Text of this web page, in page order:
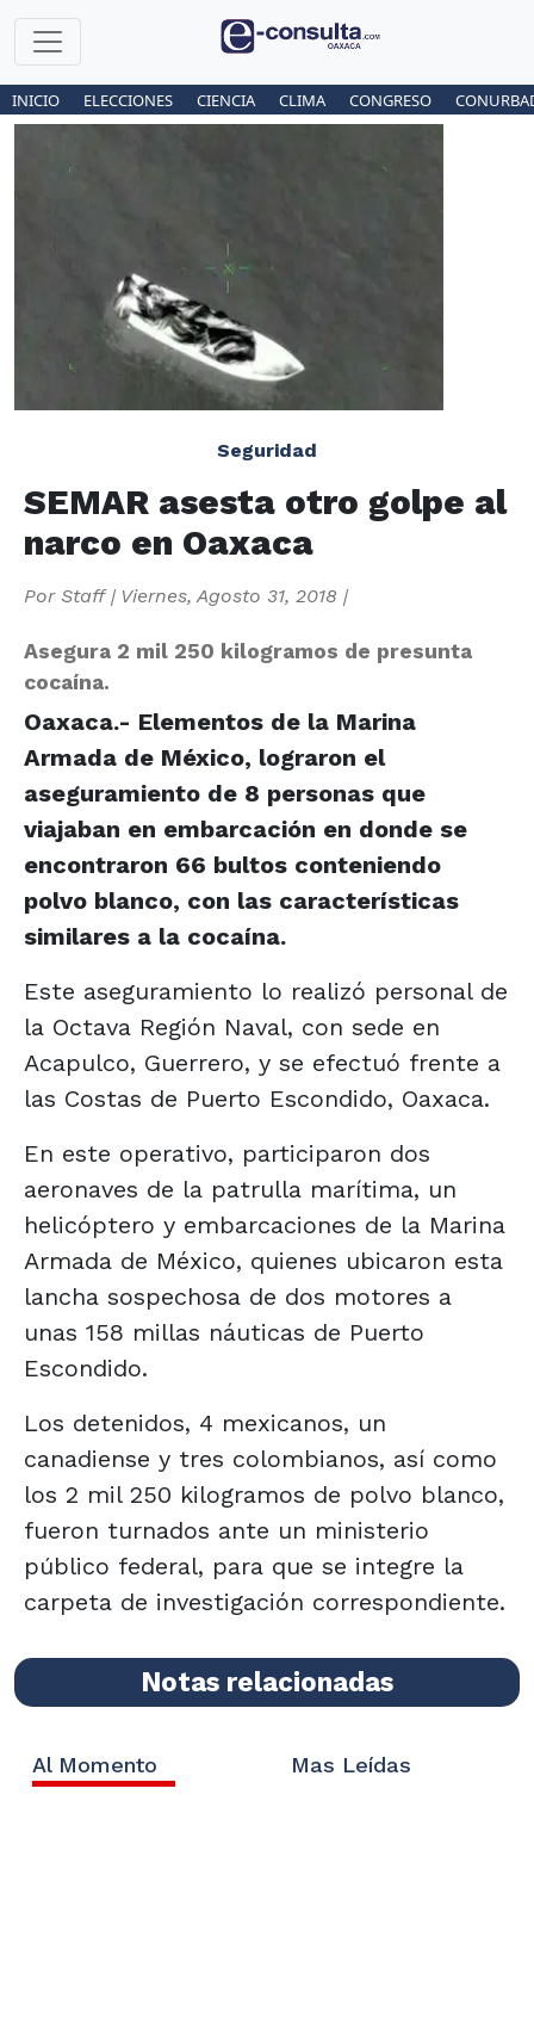
INICIO ELECCIONES CIENCIA CLIMA CONGRESO
Seguridad
SEMAR asesta otro golpe al
narco en Oaxaca
Por Staff| Viernes, Agosto 31, 2018 |
Asegura 2 mil 250 kilogramos de presunta
cocaína.
Oaxaca.- Elementos de la Marina
Armada de México, lograron el
aseguramiento de 8 personas que
viajaban en embarcación en donde se
encontraron 66 bultos conteniendo
polvo blanco, con las características
similares a la cocaína.
Este aseguramiento lo realizó personal de
la Octava Región Naval, con sede en
Acapulco, Guerrero, y se efectuó frente a
las Costas de Puerto Escondido, Oaxaca.
En este operativo, participaron dos
aeronaves de la patrulla marítima, un
helicóptero y embarcaciones de la Marina
Armada de México, quienes ubicaron esta
lancha sospechosa de dos motores a
unas 158 millas náuticas de Puerto
Escondido.
Los detenidos, 4 mexicanos, un
canadiense y tres colombianos, así como
los 2 mil 250 kilogramos de polvo blanco,
fueron turnados ante un ministerio
público federal, para que se integre la
carpeta de investigación correspondiente.
Notas relacionadas
Al Momento Mas Leídas